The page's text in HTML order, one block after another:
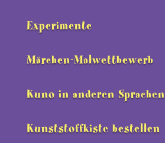
Experimente
Märchen-Malwettbewerb
Kuno in anderen Sprachen
Kunststoffkiste bestellen